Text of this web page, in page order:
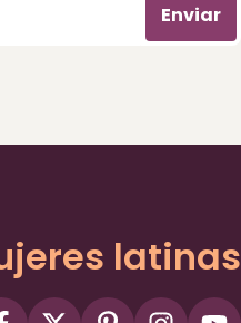
Enviar
latinas